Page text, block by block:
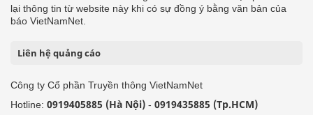
lại thông tin từ website này khi có sự đồng ý bằng văn bản của
báo VietNamNet.
Liên hệ quảng cáo
Công ty Cổ phần Truyền thông VietNamNet
Hotline: 0919405885 (Hà Nội) - 0919435885 (Tp.HCM)